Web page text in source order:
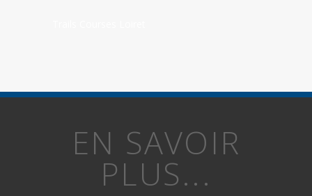
EN SAVOIR
PLUS...